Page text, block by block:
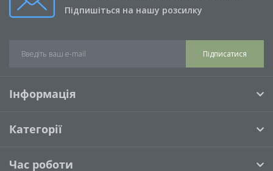
Підпишіться на нашу розсилку
Підписатися
Інформація
Категорії
Час роботи